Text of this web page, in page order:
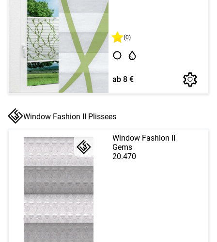
(0)
ab 8 €
Window Fashion II Plissees
Window Fashion II
Gems
20.470